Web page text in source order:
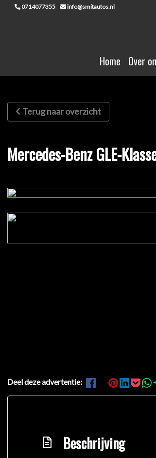
0714077355 info@smitautos.nl
Home Over
Terug naar overzicht
Mercedes-Benz GLE-
Deel deze advertentie:
Beschrijving